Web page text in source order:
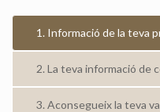
1. Informació de la teva
2. La teva informació de
3. Aconsegueix la teva